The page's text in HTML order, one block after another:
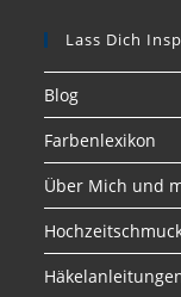
Lass Dich
Blog
Farbenlexikon
Über Mich und